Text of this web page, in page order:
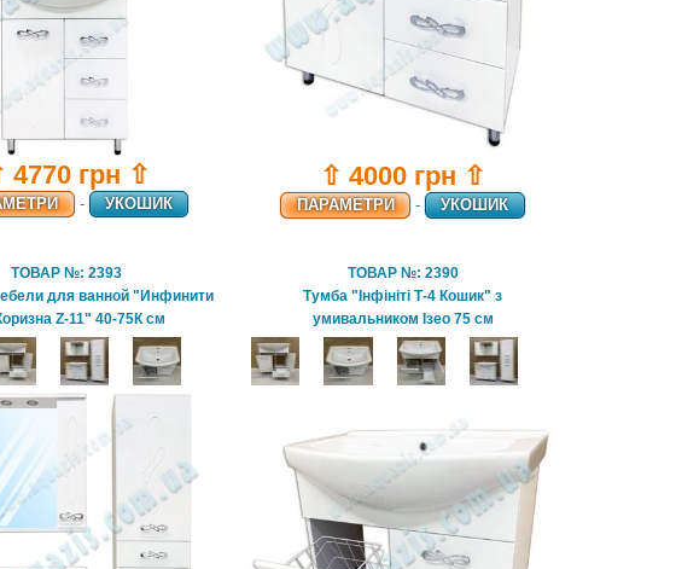
4770 грн ⇧
- УКОШИК
⇧ 4000 грн ⇧
ПАРАМЕТРИ - УКОШИК
ТОВАР №: 2393
для ванной "Инфинити
Z-11" 40-75К см
ТОВАР №: 2390
Тумба "Інфініті Т-4 Кошик" з
умивальником Ізео 75 см